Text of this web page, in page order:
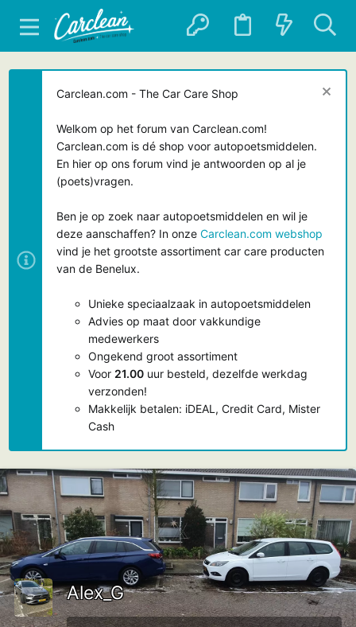
Carclean.com - The Car Care Shop
Welkom op het forum van Carclean.com!
Carclean.com is dé shop voor autopoetsmiddelen.
En hier op ons forum vind je antwoorden op al je
(poets)vragen.
Ben je op zoek naar autopoetsmiddelen en wil je
deze aanschaffen? In onze Carclean.com webshop
vind je het grootste assortiment car care producten
van de Benelux.
Unieke speciaalzaak in autopoetsmiddelen
Advies op maat door vakkundige
medewerkers
Ongekend groot assortiment
Voor 21.00 uur besteld, dezelfde werkdag
verzonden!
Makkelijk betalen: iDEAL, Credit Card, Mister
Cash
Alex_G